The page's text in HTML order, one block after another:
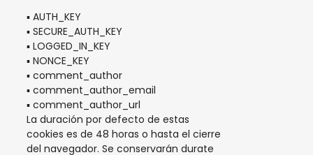
▪ AUTH_KEY
▪ SECURE_AUTH_KEY
▪ LOGGED_IN_KEY
▪ NONCE_KEY
▪ comment_author
▪ comment_author_email
▪ comment_author_url
La duración por defecto de estas
cookies es de 48 horas o hasta el cierre
del navegador. Se conservarán durate